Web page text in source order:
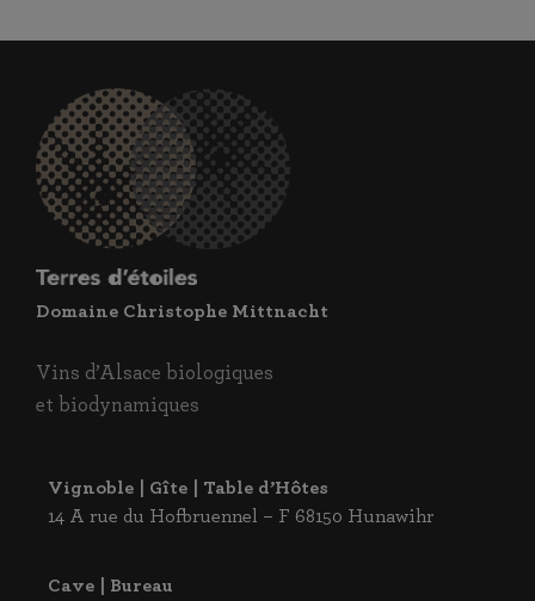
Domaine Christophe Mittnacht
Vins d’Alsace biologiques
et biodynamiques
Vignoble | Gîte | Table d’Hôtes
14 A rue du Hofbruennel – F 68150 Hunawihr
Cave | Bureau